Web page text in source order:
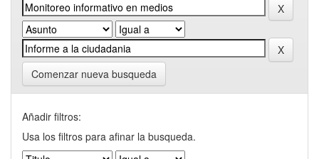
Comenzar nueva busqueda
Añadir filtros:
Usa los filtros para afinar la busqueda.